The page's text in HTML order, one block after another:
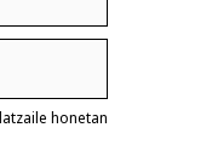
honetan